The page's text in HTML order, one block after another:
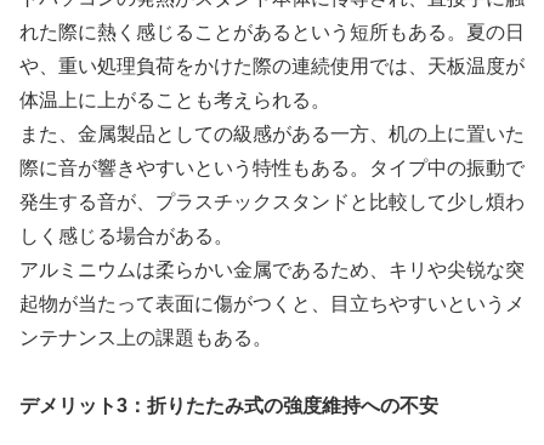
れた際に熱く感じることがあるという短所もある。夏の日
や、重い処理負荷をかけた際の連続使用では、天板温度が
体温上に上がることも考えられる。
また、金属製品としての級感がある一方、机の上に置いた
際に音が響きやすいという特性もある。タイプ中の振動で
発生する音が、プラスチックスタンドと比較して少し煩わ
しく感じる場合がある。
アルミニウムは柔らかい金属であるため、キリや尖锐な突
起物が当たって表面に傷がつくと、目立ちやすいというメ
ンテナンス上の課題もある。
デメリット3：折りたたみ式の強度維持への不安